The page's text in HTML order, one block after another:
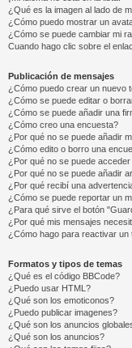
¿Qué es la imagen al lado de
¿Cómo puedo mostrar un
¿Cómo se puede cambiar mi
Cuando hago clic sobre el
Publicación de mensajes
¿Cómo puedo crear un nuevo
¿Cómo se puede editar o
¿Cómo se puede añadir una
¿Cómo creo una encuesta?
¿Por qué no se puede añadir
¿Cómo edito o borro una
¿Por qué no se puede
¿Por qué no se puede añadir
¿Por qué recibí una
¿Cómo se puede reportar un
¿Para qué sirve el botón
¿Por qué mis mensajes
¿Cómo hago para reactivar un
Formatos y tipos de temas
¿Qué es el código BBCode?
¿Puedo usar HTML?
¿Qué son los emoticonos?
¿Puedo publicar imagenes?
¿Qué son los anuncios
¿Qué son los anuncios?